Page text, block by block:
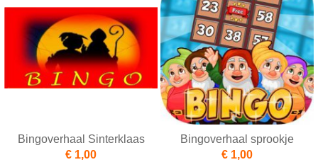
Bingoverhaal Sinterklaas
€ 1,00
Bingoverhaal sprookje
€ 1,00